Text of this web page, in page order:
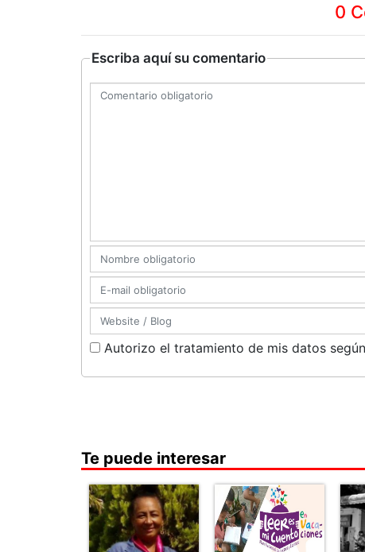
0
Escriba aquí su comentario
Autorizo el tratamiento de mis datos
Te puede interesar